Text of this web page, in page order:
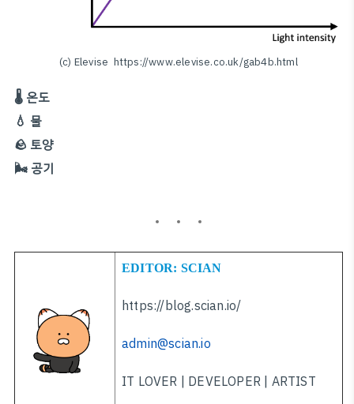
(c) Elevise https://www.elevise.co.uk/gab4b.html
🌡 온도
💧 물
🪨 토양
🌬 공기
EDITOR: SCIAN
https://blog.scian.io/
admin@scian.io
IT LOVER | DEVELOPER | ARTIST